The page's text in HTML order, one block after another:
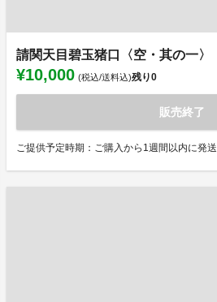
請関天目碧玉猪口〈空・其の一〉
¥10,000 (税込/送料込)残り0
販売終了
ご提供予定時期：ご購入から1週間以内に発送